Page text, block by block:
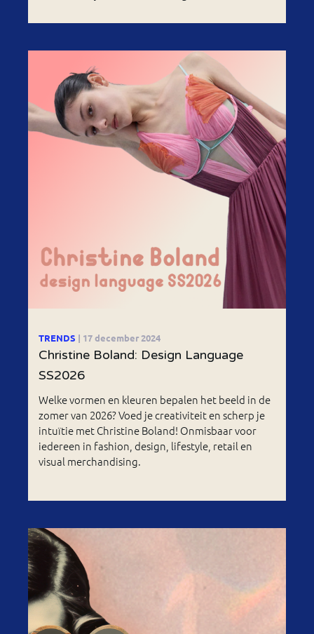
TRENDS | 17 december 2024
Christine Boland: Design Language
SS2026
Welke vormen en kleuren bepalen het beeld in de
zomer van 2026? Voed je creativiteit en scherp je
intuïtie met Christine Boland! Onmisbaar voor
iedereen in fashion, design, lifestyle, retail en
visual merchandising.